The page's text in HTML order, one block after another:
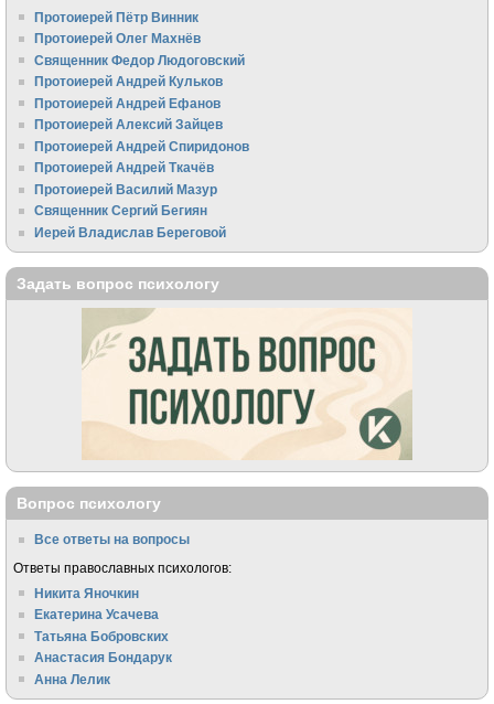
Протоиерей Пётр Винник
Протоиерей Олег Махнёв
Священник Федор Людоговский
Протоиерей Андрей Кульков
Протоиерей Андрей Ефанов
Протоиерей Алексий Зайцев
Протоиерей Андрей Спиридонов
Протоиерей Андрей Ткачёв
Протоиерей Василий Мазур
Священник Сергий Бегиян
Иерей Владислав Береговой
Задать вопрос психологу
Вопрос психологу
Все ответы на вопросы
Ответы православных психологов:
Никита Яночкин
Екатерина Усачева
Татьяна Бобровских
Анастасия Бондарук
Анна Лелик